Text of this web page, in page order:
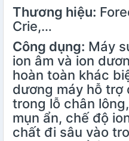
Thương hiệu:
Crie,…
Công dụng: Máy
ion âm và ion
hoàn toàn khác
dương máy hỗ trợ
trong lỗ chân
mụn ẩn, chế độ
chất đi sâu vào